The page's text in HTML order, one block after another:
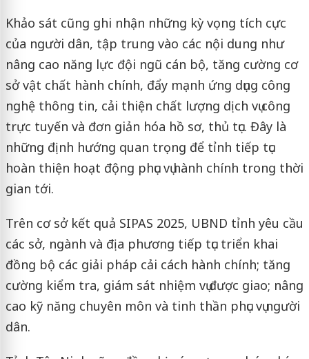
Khảo sát cũng ghi nhận những kỳ vọng tích cực
của người dân, tập trung vào các nội dung như
nâng cao năng lực đội ngũ cán bộ, tăng cường cơ
sở vật chất hành chính, đẩy mạnh ứng dụng công
nghệ thông tin, cải thiện chất lượng dịch vụ công
trực tuyến và đơn giản hóa hồ sơ, thủ tục. Đây là
những định hướng quan trọng để tỉnh tiếp tục
hoàn thiện hoạt động phục vụ hành chính trong thời
gian tới.
Trên cơ sở kết quả SIPAS 2025, UBND tỉnh yêu cầu
các sở, ngành và địa phương tiếp tục triển khai
đồng bộ các giải pháp cải cách hành chính; tăng
cường kiểm tra, giám sát nhiệm vụ được giao; nâng
cao kỹ năng chuyên môn và tinh thần phục vụ người
dân.